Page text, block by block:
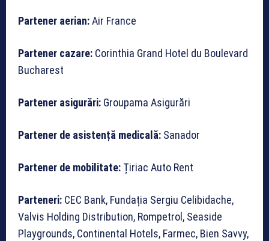
Partener aerian:Air France
Partener cazare: Corinthia Grand Hotel du Boulevard
Bucharest
Partener asigurări: Groupama Asigurări
Partener de asistență medicală: Sanador
Partener de mobilitate: Țiriac Auto Rent
Parteneri: CEC Bank, Fundația Sergiu Celibidache,
Valvis Holding Distribution, Rompetrol, Seaside
Playgrounds, Continental Hotels, Farmec, Bien Savvy,